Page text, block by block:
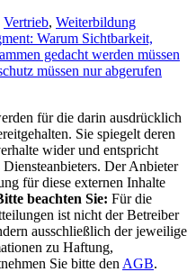
Vertrieb, Weiterbildung
Warum Sichtbarkeit,
gedacht werden müssen
müssen nur abgerufen
für die darin ausdrücklich
Sie spiegelt deren
wider und entspricht
Der Anbieter
für diese externen Inhalte
beachten Sie: Für die
ist nicht der Betreiber
ausschließlich der jeweilige
zu Haftung,
Sie bitte den AGB.